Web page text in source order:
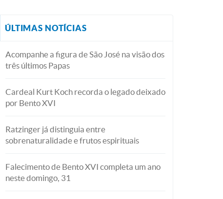
ÚLTIMAS NOTÍCIAS
Acompanhe a figura de São José na visão dos
três últimos Papas
Cardeal Kurt Koch recorda o legado deixado
por Bento XVI
Ratzinger já distinguia entre
sobrenaturalidade e frutos espirituais
Falecimento de Bento XVI completa um ano
neste domingo, 31